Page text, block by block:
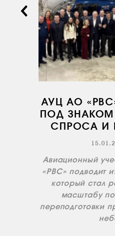
АУЦ АО
ПОД
СПРОСА И
Авиационный
«РВС» подводит
который стал
масштабу
переподготовки